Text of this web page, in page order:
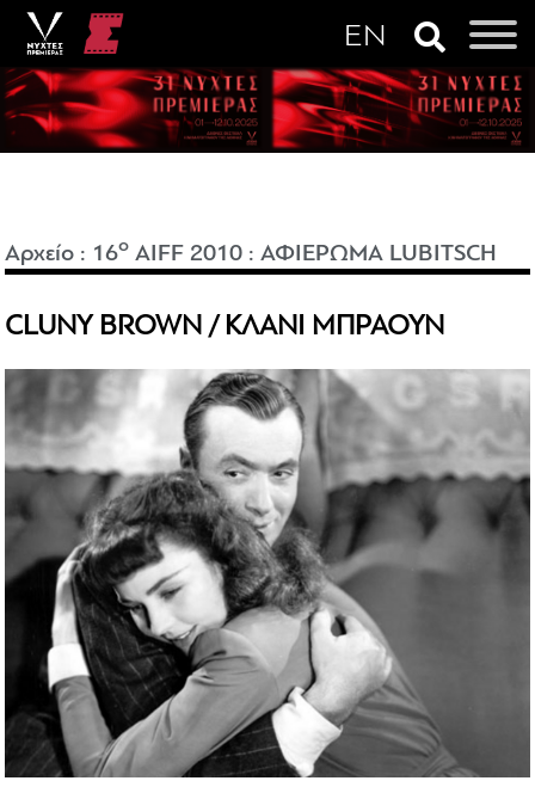
Αρχείο : 16o AIFF 2010 :ΑΦΙΕΡΩΜΑ LUBITSCH
CLUNY BROWN / ΚΛΑΝΙ ΜΠΡΑΟΥΝ